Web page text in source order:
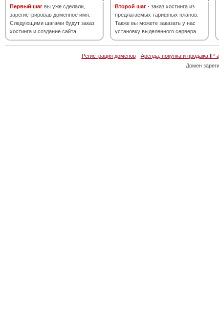
Первый шаг вы уже сделали,
зарегистрировав доменное имя.
Следующими шагами будут заказ
хостинга и создание сайта.
Второй шаг - заказ хостинга из
предлагаемых тарифных планов.
Также вы можете заказать у нас
установку выделенного сервера.
Регистрация доменов· Аренда, покупка и продажа IP-
Домен